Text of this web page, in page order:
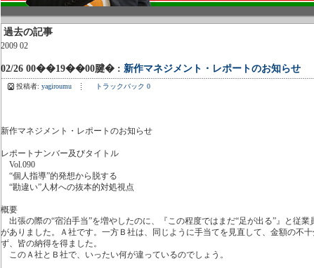
過去の記事
2009 02
02/26 00��19��00腱� : 新作マネジメント・レポートのお知らせ
投稿者: yagiroumu トラックバック 0
新作マネジメント・レポートのお知らせ
レポートナンバー及びタイトル
Vol.090
“個人指導”的発想から脱する
“勘違い”人材への抜本的対処視点
概要
出張の際の“宿泊手当”を増やしたのに、『この程度ではまだ“足が出る”』と従業
がありました。Ａ社です。一方Ｂ社は、同じように手当てを見直して、金額の不
ず、皆の納得を得ました。
このＡ社とＢ社で、いったい何が違っているのでしょう。